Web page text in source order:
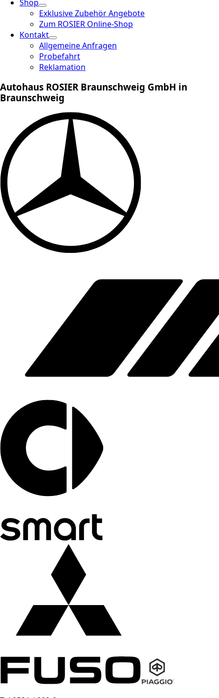
Shop
Exklusive Zubehör Angebote
Zum ROSIER Online-Shop
Kontakt
Allgemeine Anfragen
Probefahrt
Reklamation
Autohaus ROSIER Braunschweig GmbH in
Braunschweig